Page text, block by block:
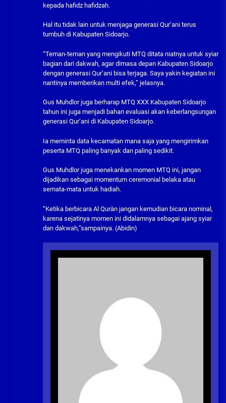
kepada hafidz hafidzah.
Hal itu tidak lain untuk menjaga generasi Qur’ani terus
tumbuh di Kabupaten Sidoarjo.
“Teman-teman yang mengikuti MTQ ditata niatnya untuk syiar
bagian dari dakwah, agar dimasa depan Kabupaten Sidoarjo
dengan generasi Qur’ani bisa terjaga. Saya yakin kegiatan ini
nantinya memberikan multi efek,” jelasnya.
Gus Muhdlor juga berharap MTQ XXX Kabupaten Sidoarjo
tahun ini juga menjadi bahan evaluasi akan keberlangsungan
generasi Qur’ani di Kabupaten Sidoarjo.
Ia meminta data kecamatan mana saja yang mengirimkan
peserta MTQ paling banyak dan paling sedikit.
Gus Muhdlor juga menekankan momen MTQ ini, jangan
dijadikan sebagai momentum ceremonial belaka atau
semata-mata untuk hadiah.
“Ketika berbicara Al Quràn jangan kemudian bicara nominal,
karena sejatinya momen ini didalamnya sebagai ajang syiar
dan dakwah,”sampainya. (Abidin)